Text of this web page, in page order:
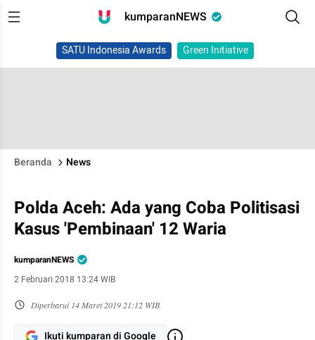
kumparanNEWS
SATU Indonesia Awards Green Initiative
Beranda News
Polda Aceh: Ada yang Coba Politisasi
Kasus 'Pembinaan' 12 Waria
kumparanNEWS
2 Februari 2018 13:24 WIB
Diperbarui 14 Maret 2019 21:12 WIB
Ikuti kumparan di Google